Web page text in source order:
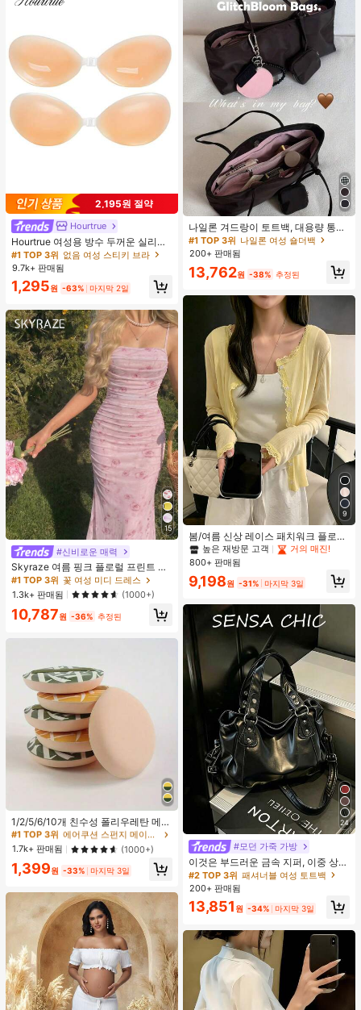
2,195원 절약
Hourtrue
Hourtrue 여성용 방수 두꺼운 실리콘
가슴 페탈, 작은 가슴 리프트업 & 푸시
인용, 웨딩 촬영 및 들러리용
#1 TOP 3위 없음 여성 스티키 브라
9.7k+ 판매됨
1,295원 -63% 마지막 2일
15
#신비로운 매력
Skyraze 여름 핑크 플로럴 프린트 주
름 메쉬 캐미 롱 드레스, 여름 드레스,
봄 옷
#1 TOP 3위 꽃 여성 미디 드레스
1.3k+ 판매됨
(1000+)
10,787원 -36% 추정된
1/2/5/6/10개 친수성 폴리우레탄 메이
크업 스펀지 세트, 부드러운 파우더 퍼
프, 얼굴, 파운데이션 및 컨실러 블렌
딩 도구에 적합, 다기능 건식/습식 사
용, 유니섹스, 메이크업, 저렴한, 방 장
식, 화장대, 여행, 침실, 메이크업 액세
퍼프, 메이크업 스펀지, 저렴한, 스타
킹 스터퍼, 메이크업, 메이크업 도구,
저렴한 물건, 선물, 여성용 선물, 크리
스마스 선물, 경품, 여행, 저렴한 물건,
여행 필수품
높은 재방문 고객
#1 TOP 3위
에어쿠션 스펀지 메이크업 퍼프 & 스폰지
높은 재방문 고객
#1 TOP 3위
에어쿠션 스펀지 메이크업 퍼프 & 스폰지
높은 재방문 고객
#1 TOP 3위
에어쿠션 스펀지 메이크업 퍼프 & 스폰지
높은 재방문 고객
1.7k+ 판매됨 (1000+)
1,399원 -33% 마지막 3일
나일론 겨드랑이 토트백, 대용량 통근
숄더백, 작은 메이크업 백 포함, 펜던
트 미포함, 가벼운 일상 핸드백 (펜던
트 미포함)
#1 TOP 3위 나일론 여성 숄더백
200+ 판매됨
13,762원 -38% 추정된
9
봄/여름 신상 레이스 패치워크 플로럴
트림 소프트 니트 가디건 경량 재킷 탑
여성용, 코티지코어 옐로우
높은 재방문 고객
거의 매진!
800+ 판매됨
9,198원 -31% 마지막 3일
24
#모던 가죽 가방
이것은 부드러운 금속 지퍼, 이중 상단
손잡이, 조절 가능한 긴 어깨 스트랩이
특징인 세련되고 미니멀한 블랙 대용
량 여성용 핸드백입니다. 여성들은 어
깨에 메거나, 크로스백으로 메거나, 손
으로 들 수 있습니다. 이 가방은 꼼꼼
하게 바느질되어 출퇴근, 쇼핑, 출장,
사무실 사용 및 일상적인 출퇴근에 적
합합니다.
#2 TOP 3위 패셔너블 여성 토트백
200+ 판매됨
13,851 원 -34% 마지막 3일